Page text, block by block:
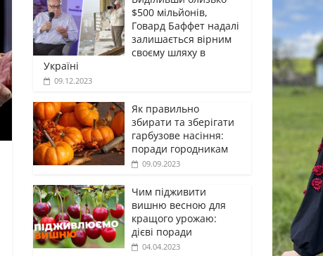
$500 мільйонів,
Говард Баффет надалі
залишається вірним
своєму шляху в
Україні
09.12.2023
Як правильно
збирати та зберігати
гарбузове насіння:
поради городникам
09.09.2023
Чим підживити
вишню весною для
кращого урожаю:
дієві поради
04.04.2023